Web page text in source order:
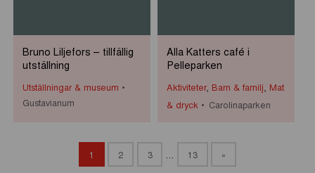
Bruno Liljefors – tillfällig
utställning
Utställningar & museum
Gustavianum
Alla Katters café i
Pelleparken
Aktiviteter, Barn & familj Mat
& dryck
Carolinaparken
1 2 3 13 »